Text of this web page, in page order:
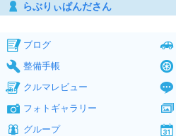
らぶりぃぱんださん
ブログ
整備手帳
クルマレビュー
フォトギャラリー
グループ